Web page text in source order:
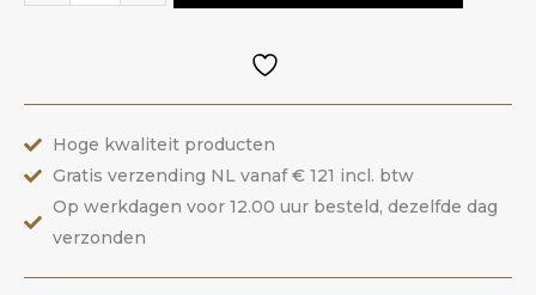
aantal
Hoge kwaliteit producten
Gratis verzending NL vanaf € 121 incl. btw
Op werkdagen voor 12.00 uur besteld, dezelfde dag
verzonden